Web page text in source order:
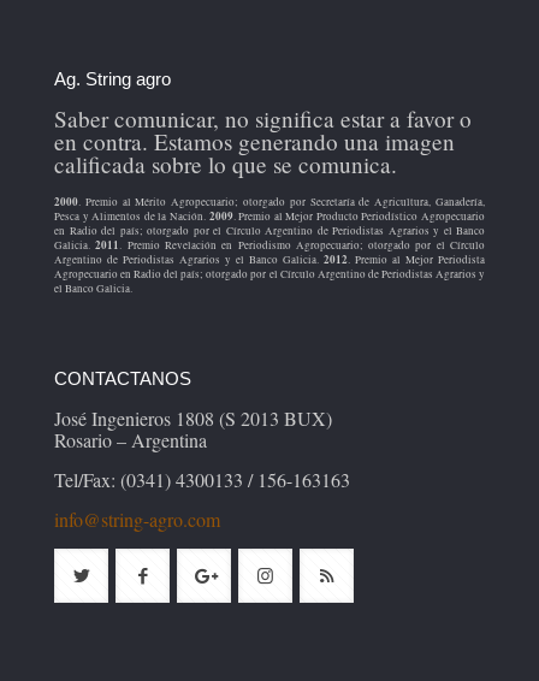
Ag. String agro
Saber comunicar, no significa estar a favor o
en contra. Estamos generando una imagen
calificada sobre lo que se comunica.
2000. Premio al Mérito Agropecuario; otorgado por Secretaría de Agricultura, Ganadería,
Pesca y Alimentos de la Nación. 2009. Premio al Mejor Producto Periodístico Agropecuario
en Radio del país; otorgado por el Círculo Argentino de Periodistas Agrarios y el Banco
Galicia.2011. Premio Revelación en Periodismo Agropecuario; otorgado por el Círculo
Argentino de Periodistas Agrarios y el Banco Galicia. 2012. Premio al Mejor Periodista
Agropecuario en Radio del país; otorgado por el Círculo Argentino de Periodistas Agrarios y
el Banco Galicia.
CONTACTANOS
José Ingenieros 1808 (S 2013 BUX)
Rosario – Argentina
Tel/Fax: (0341) 4300133 / 156-163163
info@string-agro.com